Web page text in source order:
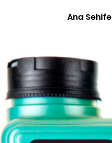
Ana Səhifə